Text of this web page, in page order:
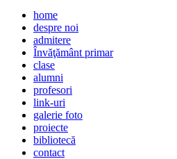
home
despre noi
admitere
Învăţământ primar
clase
alumni
profesori
link-uri
galerie foto
proiecte
bibliotecă
contact